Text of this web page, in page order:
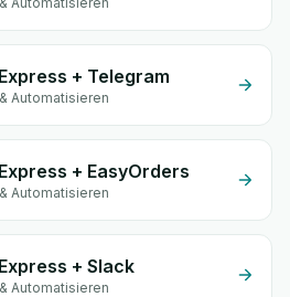
+ Telegram
Automatisieren
+ EasyOrders
Automatisieren
+ Slack
Automatisieren